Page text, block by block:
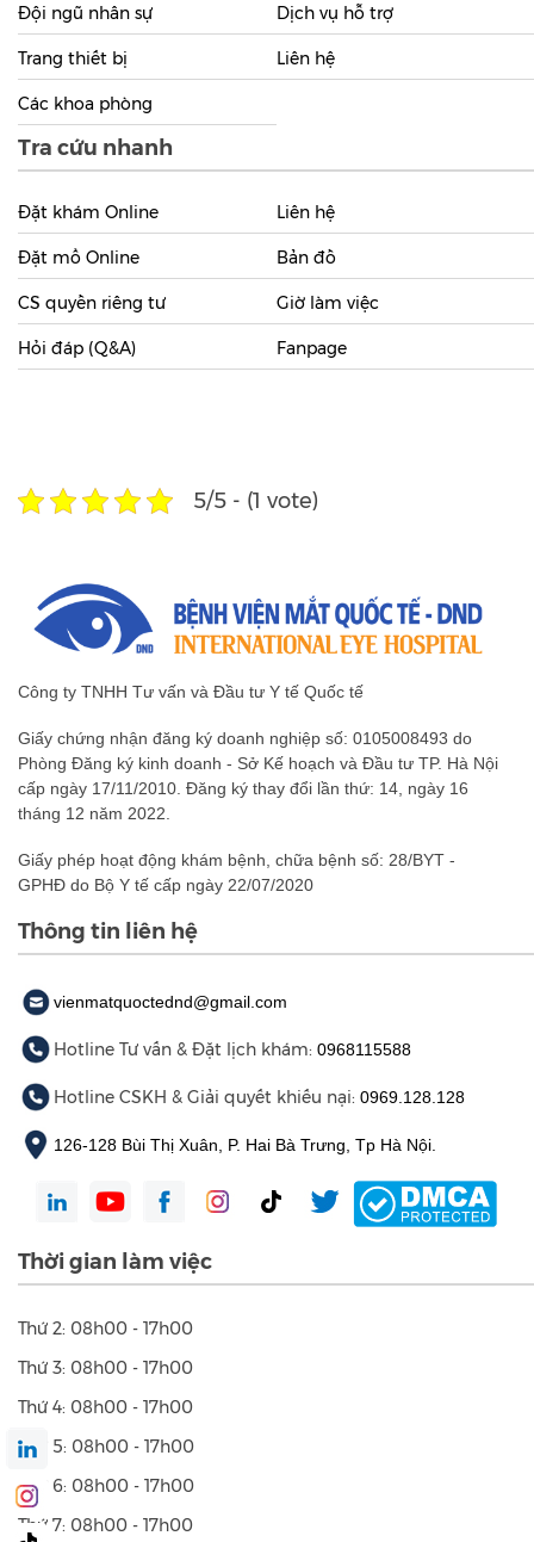
Đội ngũ nhân sự
Trang thiết bị
Các khoa phòng
Dịch vụ hỗ trợ
Liên hệ
Tra cứu nhanh
Đặt khám Online
Đặt mổ Online
CS quyền riêng tư
Hỏi đáp (Q&A)
Liên hệ
Bản đồ
Giờ làm việc
Fanpage
5/5 - (1 vote)
Công ty TNHH Tư vấn và Đầu tư Y tế Quốc tế
Giấy chứng nhận đăng ký doanh nghiệp số: 0105008493 do
Phòng Đăng ký kinh doanh - Sở Kế hoạch và Đầu tư TP. Hà Nội
cấp ngày 17/11/2010. Đăng ký thay đổi lần thứ: 14, ngày 16
tháng 12 năm 2022.
Giấy phép hoạt động khám bệnh, chữa bệnh số: 28/BYT -
GPHĐ do Bộ Y tế cấp ngày 22/07/2020
Thông tin liên hệ
vienmatquoctednd@gmail.com
Hotline Tư vấn & Đặt lịch khám: 0968115588
Hotline CSKH & Giải quyết khiếu nại: 0969.128.128
126-128 Bùi Thị Xuân, P. Hai Bà Trưng, Tp Hà Nội.
Thời gian làm việc
Thứ 2: 08h00 - 17h00
Thứ 3: 08h00 - 17h00
Thứ 4: 08h00 - 17h00
Thứ 5: 08h00 - 17h00
Thứ 6: 08h00 - 17h00
Thứ 7: 08h00 - 17h00